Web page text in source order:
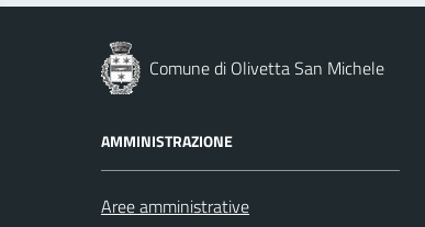
Comune di Olivetta San Michele
AMMINISTRAZIONE
Aree amministrative